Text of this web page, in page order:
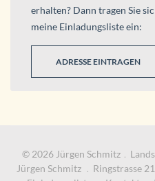
erhalten? Dann tragen Sie
meine Einladungsliste ein:
ADRESSE EINTRAGEN
© 2026 Jürgen
Jürgen Schmitz ﹒ Ringstrasse